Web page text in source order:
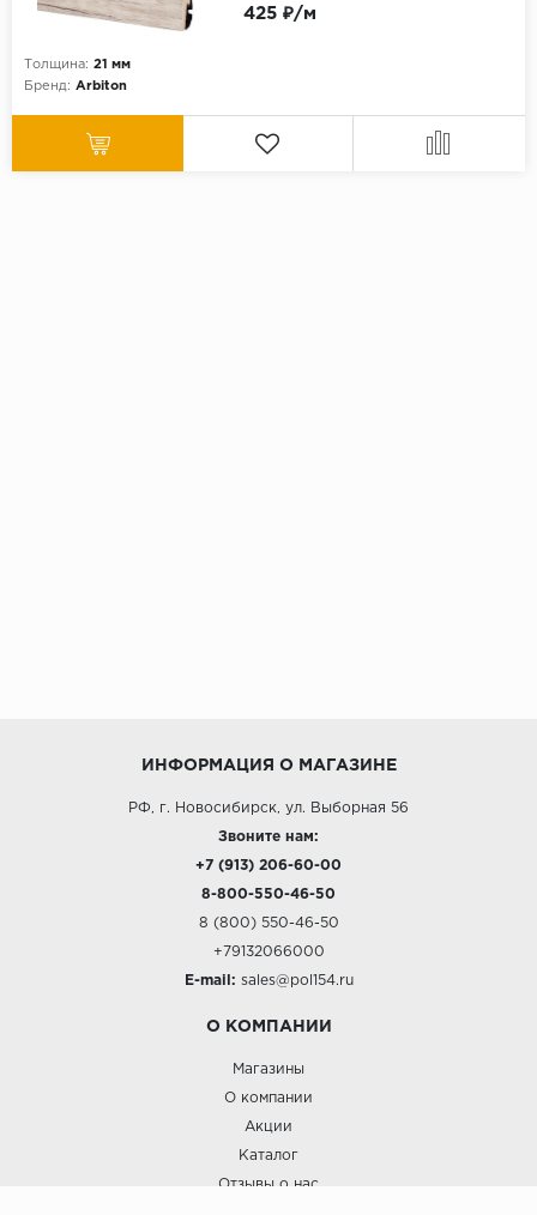
Толщина: 21 мм
Бренд: Arbiton
425 ₽/м
ИНФОРМАЦИЯ О МАГАЗИНЕ
РФ, г. Новосибирск, ул. Выборная 56
Звоните нам:
+7 (913) 206-60-00
8-800-550-46-50
8 (800) 550-46-50
+79132066000
E-mail: sales@pol154.ru
О КОМПАНИИ
Магазины
О компании
Акции
Каталог
Отзывы о нас